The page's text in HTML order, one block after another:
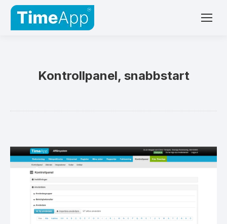
Kontrollpanel, snabbstart